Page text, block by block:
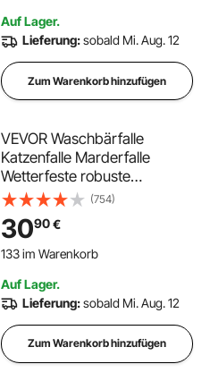
Tragetasche
Auf Lager.
Lieferung:sobald Mi. Aug. 12
Zum Warenkorb hinzufügen
VEVOR Waschbärfalle
Katzenfalle Marderfalle
Wetterfeste robuste
Lebendfalle Falle 2 Eingänge
Tierfalle 785×254×305mm
Lebend Kaninchenfalle
Katzenfalle Drahtfalle für
(754)
3090€
133 im Warenkorb
5.0K+ Aufrufe Kürzlich
5.0K+ Aufrufe Kürzlich
Auf Lager.
Lieferung:sobald Mi. Aug. 12
Zum Warenkorb hinzufügen